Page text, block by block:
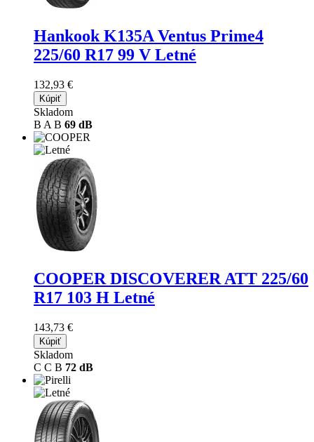
Hankook K135A Ventus Prime4
225/60 R17 99 V Letné
132,93 €
Kúpiť
Skladom
B A B 69 dB
COOPER DISCOVERER ATT 225/60
R17 103 H Letné
143,73 €
Kúpiť
Skladom
C C B 72 dB